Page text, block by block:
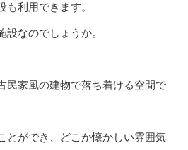
も利用できます。
設なのでしょうか。
民家風の建物で落ち着ける空間で
とができ、どこか懐かしい雰囲気